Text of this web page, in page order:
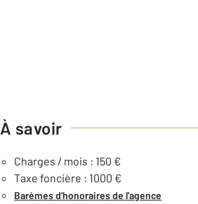
À savoir
Charges / mois : 150 €
Taxe foncière : 1000 €
Barèmes d'honoraires de l'agence